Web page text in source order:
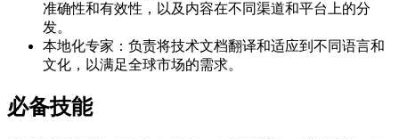
准确性和有效性，以及内容在不同渠道和平台上的分
发。
本地化专家：负责将技术文档翻译和适应到不同语言和
文化，以满足全球市场的需求。
必备技能